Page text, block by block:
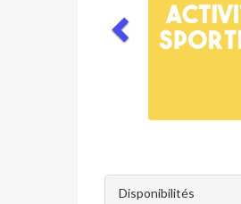
Disponibilités